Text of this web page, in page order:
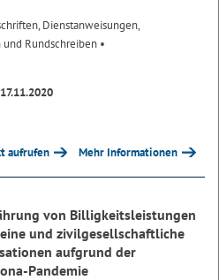
Dienstanweisungen,
Rundschreiben •
aufrufen Mehr Informationen
von Billigkeitsleistungen
und zivilgesellschaftliche
aufgrund der
Pandemie